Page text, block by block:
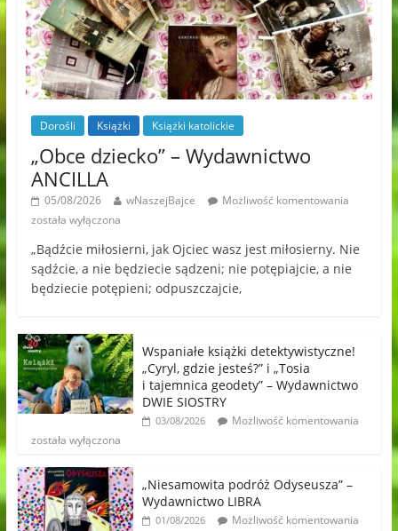
Dorośli Książki Książki katolickie
„Obce dziecko” – Wydawnictwo
ANCILLA
05/08/2026 wNaszejBajce
Możliwość komentowania
została wyłączona
„Bądźcie miłosierni, jak Ojciec wasz jest miłosierny. Nie
sądźcie, a nie będziecie sądzeni; nie potępiajcie, a nie
będziecie potępieni; odpuszczajcie,
Wspaniałe książki detektywistyczne!
„Cyryl, gdzie jesteś?” i „Tosia
i tajemnica geodety” – Wydawnictwo
DWIE SIOSTRY
03/08/2026
Możliwość komentowania
została wyłączona
„Niesamowita podróż Odyseusza” –
Wydawnictwo LIBRA
01/08/2026
Możliwość komentowania